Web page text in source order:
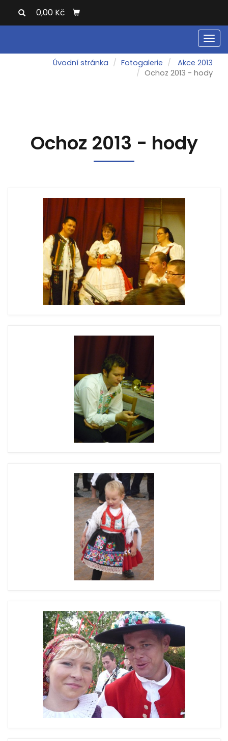
0,00 Kč
Úvodní stránka Fotogalerie
Akce 2013
Ochoz 2013 - hody
Ochoz 2013 - hody